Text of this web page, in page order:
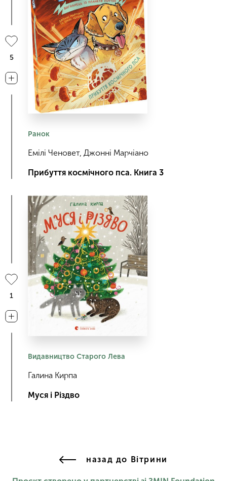
Ранок
Емілі Ченовет, Джонні Марчіано
Прибуття космічного пса. Книга 3
5
Видавництво Старого Лева
Галина Кирпа
Муся і Різдво
1
назад до Вітрини